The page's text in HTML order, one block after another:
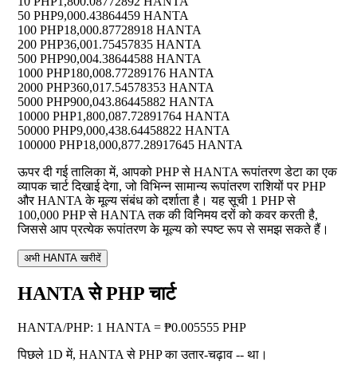
50 PHP9,000.43864459 HANTA
100 PHP18,000.87728918 HANTA
200 PHP36,001.75457835 HANTA
500 PHP90,004.38644588 HANTA
1000 PHP180,008.77289176 HANTA
2000 PHP360,017.54578353 HANTA
5000 PHP900,043.86445882 HANTA
10000 PHP1,800,087.72891764 HANTA
50000 PHP9,000,438.64458822 HANTA
100000 PHP18,000,877.28917645 HANTA
ऊपर दी गई तालिका में, आपको PHP से HANTA रूपांतरण डेटा का एक
व्यापक चार्ट दिखाई देगा, जो विभिन्न सामान्य रूपांतरण राशियों पर PHP
और HANTA के मूल्य संबंध को दर्शाता है। यह सूची 1 PHP से
100,000 PHP से HANTA तक की विनिमय दरों को कवर करती है,
जिससे आप प्रत्येक रूपांतरण के मूल्य को स्पष्ट रूप से समझ सकते हैं।
अभी HANTA खरीदें
HANTA से PHP चार्ट
HANTA/PHP: 1 HANTA = ₱0.005555 PHP
पिछले 1D में, HANTA से PHP का उतार-चढ़ाव -- था।